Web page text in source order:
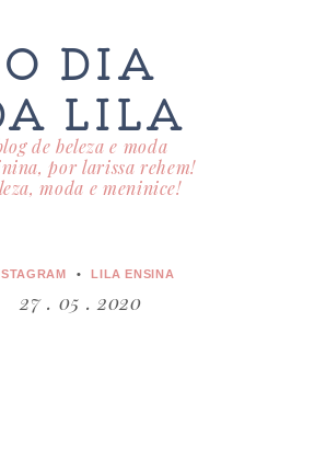
O DIA
LILA
de beleza e moda
por larissa rehem!
moda e meninice!
LILA ENSINA
27 . 05 . 2020